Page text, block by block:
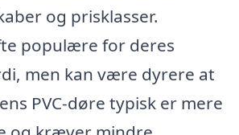
og prisklasser.
populære for deres
men kan være dyrere at
PVC-døre typisk er mere